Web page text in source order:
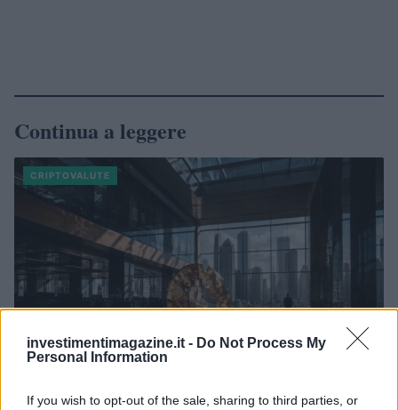
investimentimagazine.it - Do Not Process My
Personal Information
If you wish to opt-out of the sale, sharing to third parties, or
Continua a leggere
CRIPTOVALUTE